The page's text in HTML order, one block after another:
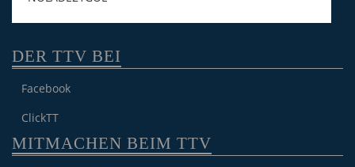
DER TTV BEI
Facebook
ClickTT
MITMACHEN BEIM TTV